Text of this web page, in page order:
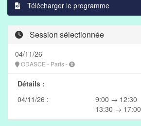
Télécharger le programme
Session sélectionnée
04/11/26
ODASCE - Paris -
Détails :
04/11/26 :
9:00 → 12:30
13:30 → 17:00